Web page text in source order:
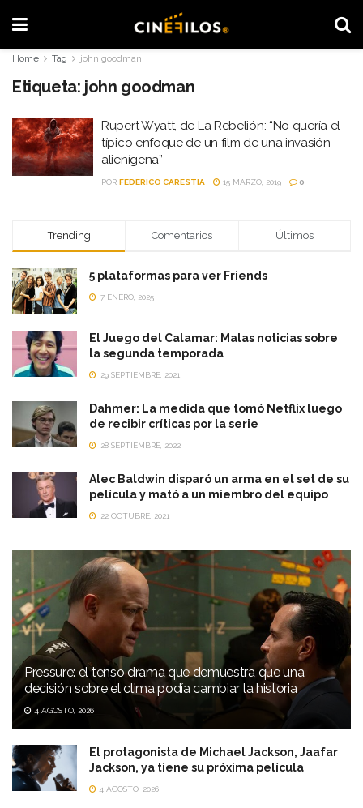
Home Tag john goodman
Etiqueta: john goodman
Rupert Wyatt, de La Rebelión: “No quería el
típico enfoque de un film de una invasión
alienígena”
POR FEDERICO CARESTIA 15 MARZO, 2019 0
Trending Comentarios Últimos
5 plataformas para ver Friends
7 ENERO, 2025
El Juego del Calamar: Malas noticias sobre
la segunda temporada
29 SEPTIEMBRE, 2021
Dahmer: La medida que tomó Netflix luego
de recibir críticas por la serie
28 SEPTIEMBRE, 2022
Alec Baldwin disparó un arma en el set de su
película y mató a un miembro del equipo
22 OCTUBRE, 2021
Pressure: el tenso drama que demuestra que una
decisión sobre el clima podía cambiar la historia
4 AGOSTO, 2026
El protagonista de Michael Jackson, Jaafar
Jackson, ya tiene su próxima película
4 AGOSTO, 2026